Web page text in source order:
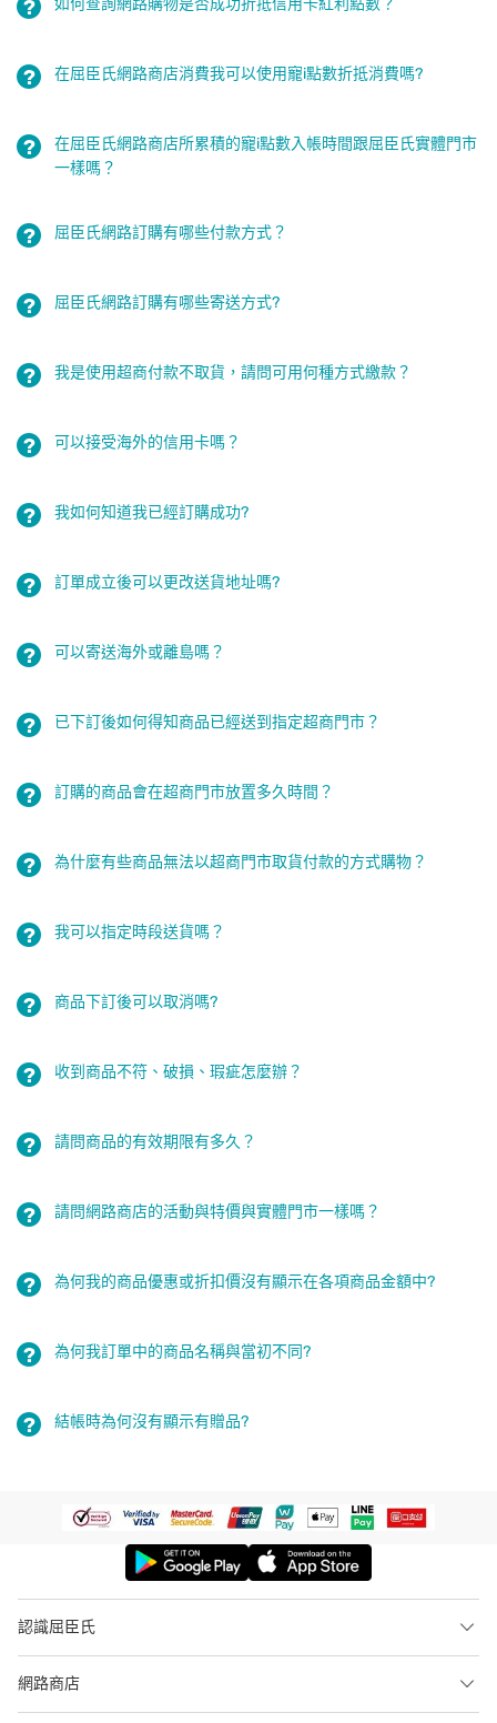
如何查詢網路購物是否成功折抵信用卡紅利點數？
在屈臣氏網路商店消費我可以使用寵i點數折抵消費嗎?
在屈臣氏網路商店所累積的寵i點數入帳時間跟屈臣氏實體門市
一樣嗎？
屈臣氏網路訂購有哪些付款方式？
屈臣氏網路訂購有哪些寄送方式?
我是使用超商付款不取貨，請問可用何種方式繳款？
可以接受海外的信用卡嗎？
我如何知道我已經訂購成功?
訂單成立後可以更改送貨地址嗎?
可以寄送海外或離島嗎？
已下訂後如何得知商品已經送到指定超商門市？
訂購的商品會在超商門市放置多久時間？
為什麼有些商品無法以超商門市取貨付款的方式購物？
我可以指定時段送貨嗎？
商品下訂後可以取消嗎?
收到商品不符、破損、瑕疵怎麼辦？
請問商品的有效期限有多久？
請問網路商店的活動與特價與實體門市一樣嗎？
為何我的商品優惠或折扣價沒有顯示在各項商品金額中?
為何我訂單中的商品名稱與當初不同?
結帳時為何沒有顯示有贈品?
認識屈臣氏
網路商店